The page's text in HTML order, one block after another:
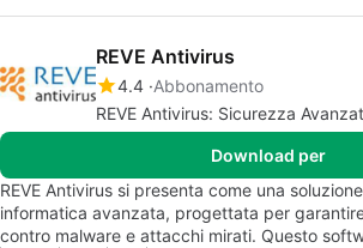
REVE Antivirus
4.4 Abbonamento
REVE Antivirus: Sicurezza
Download per
REVE Antivirus si presenta come una
informatica avanzata, progettata per
contro malware e attacchi mirati. Questo